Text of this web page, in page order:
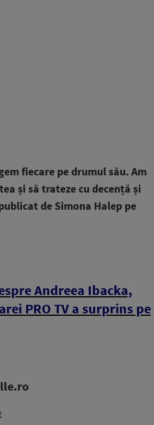
fiecare pe drumul său. Am
și să trateze cu decență și
de Simona Halep pe
Andreea Ibacka,
PRO TV a surprins pe